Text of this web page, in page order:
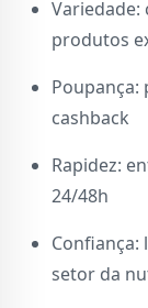
Variedade:
produtos
Poupança:
cashback
Rapidez:
24/48h
Confiança:
setor da